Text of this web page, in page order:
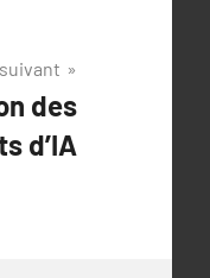
des
d’IA